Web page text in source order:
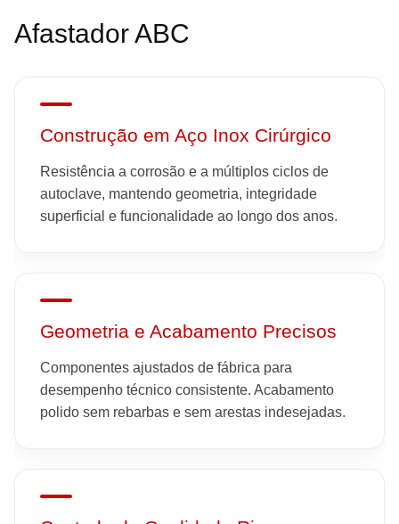
Afastador ABC
Construção em Aço Inox Cirúrgico
Resistência a corrosão e a múltiplos ciclos de
autoclave, mantendo geometria, integridade
superficial e funcionalidade ao longo dos anos.
Geometria e Acabamento Precisos
Componentes ajustados de fábrica para
desempenho técnico consistente. Acabamento
polido sem rebarbas e sem arestas indesejadas.